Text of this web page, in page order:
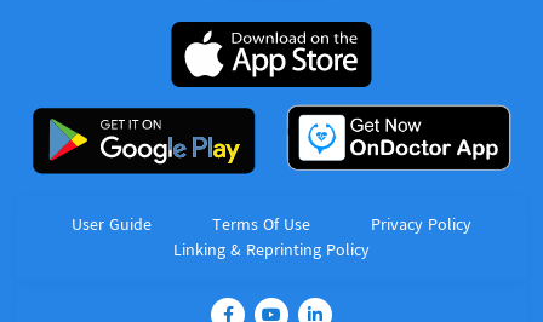
User Guide Terms Of Use
Privacy Policy
Linking & Reprinting Policy